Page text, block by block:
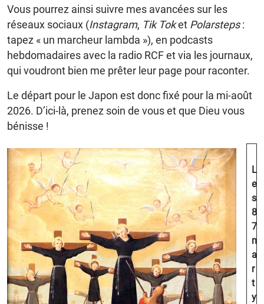
Vous pourrez ainsi suivre mes avancées sur les
réseaux sociaux (Instagram, Tik Toket Polarsteps:
tapez « un marcheur lambda »), en podcasts
hebdomadaires avec la radio RCF et via les journaux,
qui voudront bien me prêter leur page pour raconter.
Le départ pour le Japon est donc fixé pour la mi-août
2026. D’ici-là, prenez soin de vous et que Dieu vous
bénisse !
L
e
s
8
7
m
a
r
t
y